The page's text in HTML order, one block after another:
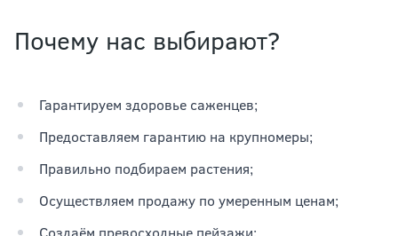
Почему нас выбирают?
Гарантируем здоровье саженцев;
Предоставляем гарантию на крупномеры;
Правильно подбираем растения;
Осуществляем продажу по умеренным ценам;
Создаём превосходные пейзажи;